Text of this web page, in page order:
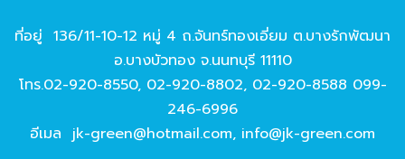
ที่อยู่ 136/11-10-12 หมู่ 4 ถ.จันทร์ทองเอี่ยม ต.บางรักพัฒนา
อ.บางบัวทอง จ.นนทบุรี 11110
โทร.02-920-8550, 02-920-8802, 02-920-8588 099-
246-6996
อีเมล jk-green@hotmail.com, info@jk-green.com